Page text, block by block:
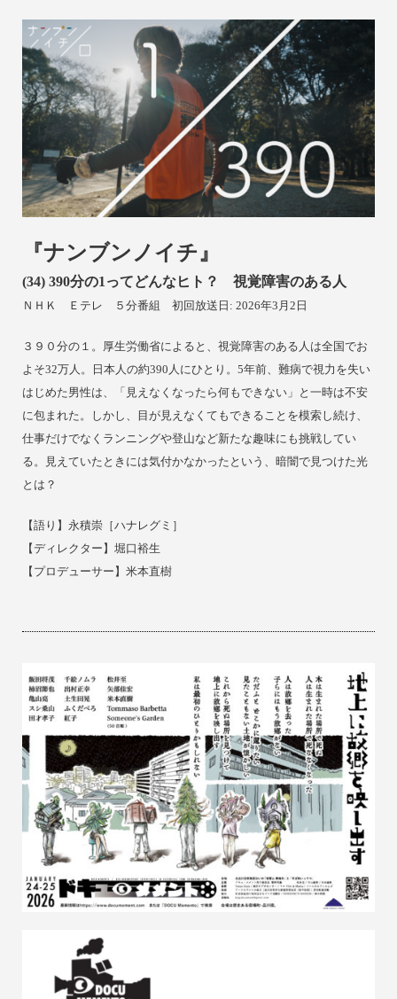
『ナンブンノイチ』
(34) 390分の1ってどんなヒト？ 視覚障害のある人
ＮＨＫ Ｅテレ ５分番組 初回放送日: 2026年3月2日
３９０分の１。厚生労働省によると、視覚障害のある人は全国でお
よそ32万人。日本人の約390人にひとり。5年前、難病で視力を失い
はじめた男性は、「見えなくなったら何もできない」と一時は不安
に包まれた。しかし、目が見えなくてもできることを模索し続け、
仕事だけでなくランニングや登山など新たな趣味にも挑戦してい
る。見えていたときには気付かなかったという、暗闇で見つけた光
とは？
【語り】 永積崇［ハナレグミ］
【ディレクター】 堀口裕生
【プロデューサー】米本直樹